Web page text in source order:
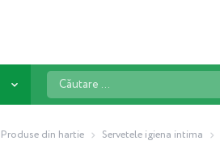
Căutare
...
Produse din hartie Servetele igiena intima